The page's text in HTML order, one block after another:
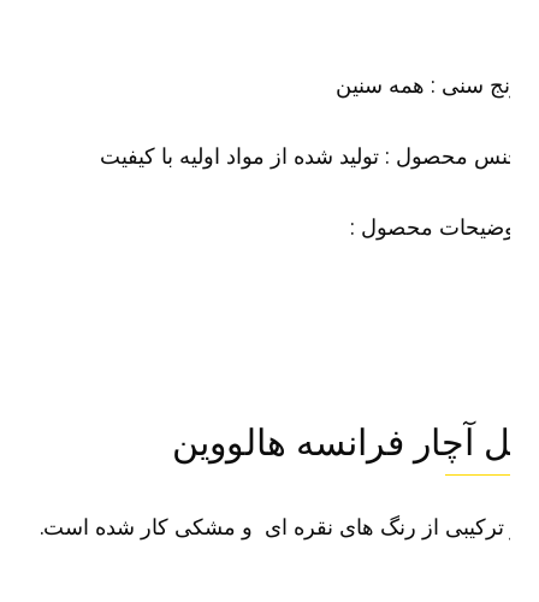
سنی : همه سنین
محصول : تولید شده از مواد اولیه با کیفیت
محصول :
آچار فرانسه هالووین
ترکیبی از رنگ های نقره ای و مشکی کار شده است.